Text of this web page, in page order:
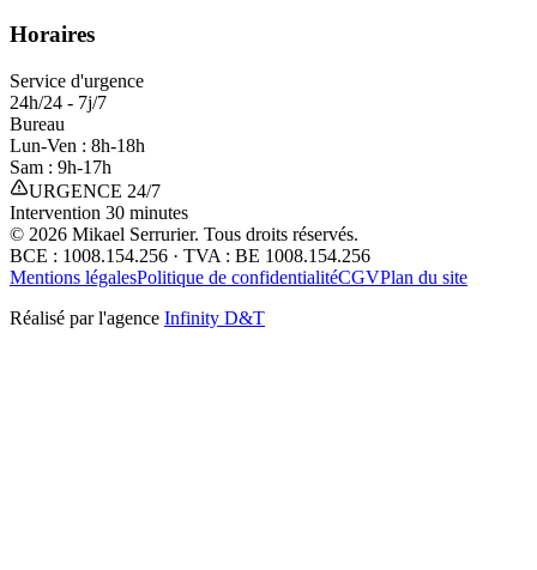
Horaires
Service d'urgence
24h/24 - 7j/7
Bureau
Lun-Ven : 8h-18h
Sam : 9h-17h
URGENCE 24/7
Intervention 30 minutes
© 2026 Mikael Serrurier. Tous droits réservés.
BCE : 1008.154.256 · TVA : BE 1008.154.256
Mentions légalesPolitique de confidentialitéCGVPlan du site
Réalisé par l'agence Infinity D&T